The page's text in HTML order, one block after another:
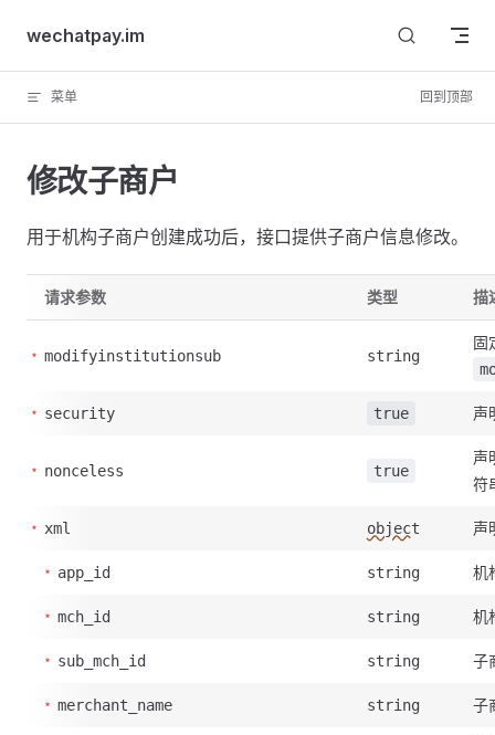
Skip to content
wechatpay.im
菜单 回到顶部
修改子商户
用于机构子商户创建成功后，接口提供子商户信息修改。
请求参数 类型 描
modifyinstitutionsub string
固
security true 声
nonceless true
声
符
xml object 声
app_id string 机
mch_id string 机
sub_mch_id string 子
merchant_name string 子